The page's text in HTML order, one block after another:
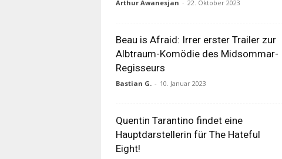
Arthur Awanesjan - 22. Oktober 2023
Beau is Afraid: Irrer erster Trailer zur
Albtraum-Komödie des Midsommar-
Regisseurs
Bastian G. - 10. Januar 2023
Quentin Tarantino findet eine
Hauptdarstellerin für The Hateful
Eight!